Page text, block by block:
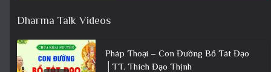
Dharma Talk Videos
Pháp Thoại – Con Đường Bồ Tát Đạo
│TT. Thích Đạo Thịnh